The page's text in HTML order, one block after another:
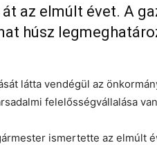
az elmúlt évet. A
húsz
látta vendégül az
felelősségvállalása
ismertette az elmúlt